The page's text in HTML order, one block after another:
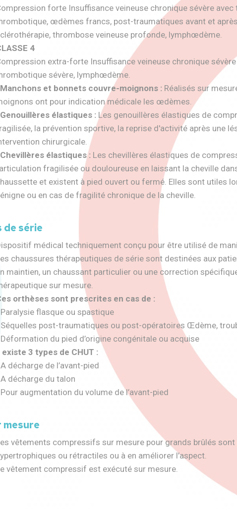
forte Insuffisance veineuse chronique sévère
œdèmes francs, post-traumatiques avant et
thrombose veineuse profonde, lymphœdème.
4
extra-forte Insuffisance veineuse chronique
sévère, lymphœdème.
Manchons et bonnets couvre-moignons : Réalisés sur
ont pour indication médicale les œdèmes.
Genouillères élastiques : Les genouillères élastiques de
la prévention sportive, la reprise d'activité après une
chirurgicale.
Chevillères élastiques : Les chevillères élastiques de
fragilisée ou douloureuse en laissant la cheville
et existent à pied ouvert ou fermé. Elles sont utiles
ou en cas de fragilité chronique de la cheville.
de série
médical techniquement conçu pour être utilisé de
chaussures thérapeutiques de série sont destinées aux
maintien, un chaussant particulier ou une correction
sur mesure.
orthèses sont prescrites en cas de :
flasque ou spastique
post-traumatiques ou post-opératoires Œdème,
du pied d’origine congénitale ou acquise
existe 3 types de CHUT :
décharge de l’avant-pied
décharge du talon
augmentation du volume de l’avant-pied
vêtements compressifs sur mesure pour grands brûlés
ou rétractiles ou à en améliorer l’aspect.
vêtement compressif est exécuté sur mesure.